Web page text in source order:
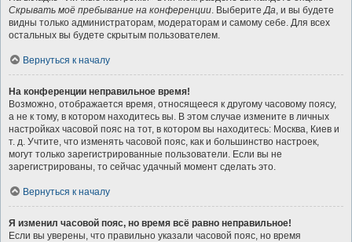
Скрывать моё пребывание на конференции. ВыберитеДа, и вы будете
видны только администраторам, модераторам и самому себе. Для всех
остальных вы будете скрытым пользователем.
Вернуться к началу
На конференции неправильное время!
Возможно, отображается время, относящееся к другому часовому поясу,
а не к тому, в котором находитесь вы. В этом случае измените в личных
настройках часовой пояс на тот, в котором вы находитесь: Москва, Киев и
т. д. Учтите, что изменять часовой пояс, как и большинство настроек,
могут только зарегистрированные пользователи. Если вы не
зарегистрированы, то сейчас удачный момент сделать это.
Вернуться к началу
Я изменил часовой пояс, но время всё равно неправильное!
Если вы уверены, что правильно указали часовой пояс, но время